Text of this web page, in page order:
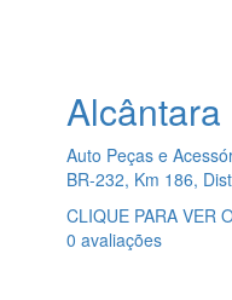
Auto Peças e
BR-232, Km 186,
CLIQUE PARA VER
0 avaliações